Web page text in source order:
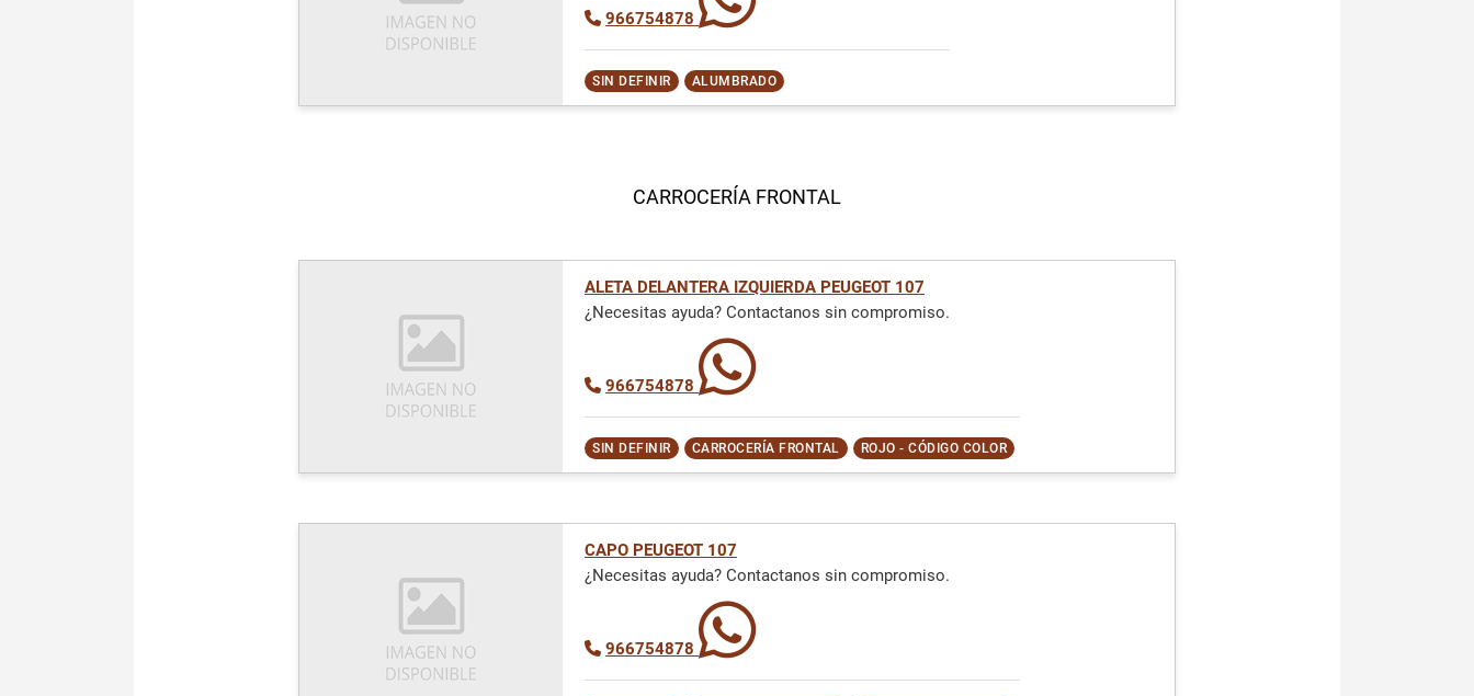
966754878
SIN DEFINIR ALUMBRADO
CARROCERÍA FRONTAL
ALETA DELANTERA IZQUIERDA PEUGEOT 107
¿Necesitas ayuda? Contactanos sin compromiso.
966754878
SIN DEFINIR CARROCERÍA FRONTAL ROJO - CÓDIGO COLOR
CAPO PEUGEOT 107
¿Necesitas ayuda? Contactanos sin compromiso.
966754878